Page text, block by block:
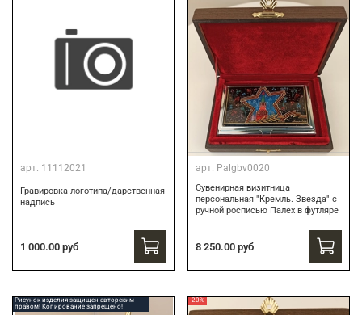
арт. 11112021
Гравировка логотипа/дарственная
надпись
1 000.00 руб
арт. Palgbv0020
Сувенирная визитница
персональная "Кремль. Звезда" с
ручной росписью Палех в футляре
8 250.00 руб
Рисунок изделия защищен авторским
правом! Копирование запрещено!
-20%